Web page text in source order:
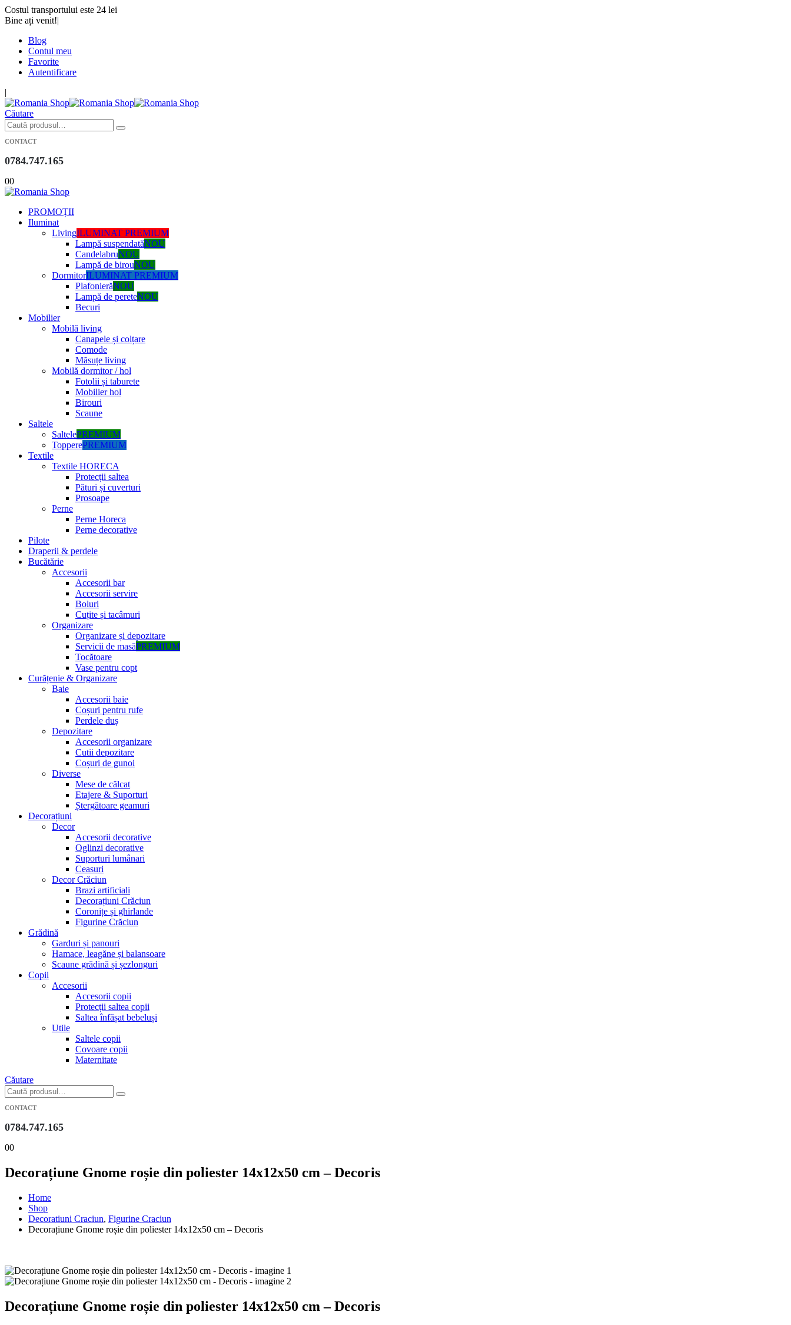
Costul transportului este 24 lei
Bine ați venit!|
Blog
Contul meu
Favorite
Autentificare
|
Căutare
CONTACT
0784.747.165
00
PROMOȚII
Iluminat
LivingILUMINAT PREMIUM
Lampă suspendatăNOU
CandelabruNOU
Lampă de birouNOU
DormitorILUMINAT PREMIUM
PlafonierăNOU
Lampă de pereteNOU
Becuri
Mobilier
Mobilă living
Canapele și colțare
Comode
Măsuțe living
Mobilă dormitor / hol
Fotolii și taburete
Mobilier hol
Birouri
Scaune
Saltele
SaltelePREMIUM
TopperePREMIUM
Textile
Textile HORECA
Protecții saltea
Pături și cuverturi
Prosoape
Perne
Perne Horeca
Perne decorative
Pilote
Draperii & perdele
Bucătărie
Accesorii
Accesorii bar
Accesorii servire
Boluri
Cuțite și tacâmuri
Organizare
Organizare și depozitare
Servicii de masăPREMIUM
Tocătoare
Vase pentru copt
Curățenie & Organizare
Baie
Accesorii baie
Coșuri pentru rufe
Perdele duș
Depozitare
Accesorii organizare
Cutii depozitare
Coșuri de gunoi
Diverse
Mese de călcat
Etajere & Suporturi
Ștergătoare geamuri
Decorațiuni
Decor
Accesorii decorative
Oglinzi decorative
Suporturi lumânari
Ceasuri
Decor Crăciun
Brazi artificiali
Decorațiuni Crăciun
Coronițe și ghirlande
Figurine Crăciun
Grădină
Garduri și panouri
Hamace, leagăne și balansoare
Scaune grădină și șezlonguri
Copii
Accesorii
Accesorii copii
Protecții saltea copii
Saltea înfășat bebeluși
Utile
Saltele copii
Covoare copii
Maternitate
Căutare
CONTACT
0784.747.165
00
Decorațiune Gnome roșie din poliester 14x12x50 cm – Decoris
Home
Shop
Decoratiuni Craciun, Figurine Craciun
Decorațiune Gnome roșie din poliester 14x12x50 cm – Decoris
Decorațiune Gnome roșie din poliester 14x12x50 cm – Decoris